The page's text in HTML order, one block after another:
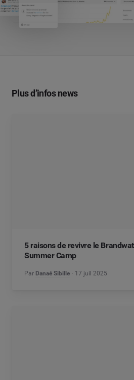
Plus d’infos news
5 raisons de revivre le
Summer Camp
Par Danaé Sibille 17 juil 2025